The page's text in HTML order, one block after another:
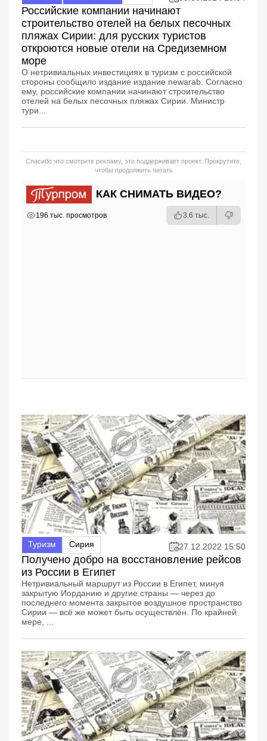
Российские компании начинают
строительство отелей на белых песочных
пляжах Сирии: для русских туристов
откроются новые отели на Средиземном
море
О нетривиальных инвестициях в туризм с российской
стороны сообщило издание издание newarab. Согласно
ему, российские компании начинают строительство
отелей на белых песочных пляжах Сирии. Министр
тури...
Спасибо что смотрите рекламу, это поддерживает проект. Прокрутите,
чтобы продолжить читать
РЕКЛАМА
РЕКЛАМА
РЕКЛАМА
РЕКЛАМА КАК СНИМАТЬ ВИДЕО?
196 тыс. просмотров 3.6 тыс.
Туризм Сирия 27.12.2022 15:50
Получено добро на восстановление рейсов
из России в Египет
Нетривиальный маршрут из России в Египет, минуя
закрытую Иорданию и другие страны — через до
последнего момента закрытое воздушное пространство
Сирии — всё же может быть осуществлён. По крайней
мере, ...